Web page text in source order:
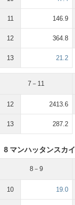
11 146.9
12 364.8
13 21.2
7－11
12 2413.6
13 287.2
8 マンハッタンスカイ
8－9
10 19.0